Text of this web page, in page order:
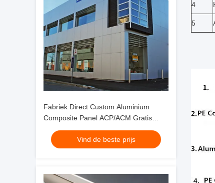
Fabriek Direct Custom Aluminium
Composite Panel ACP/ACM Gratis
Proefstuk 3mm 4mm voor
Wandbekleding Decoratie
Vind de beste prijs
4
5